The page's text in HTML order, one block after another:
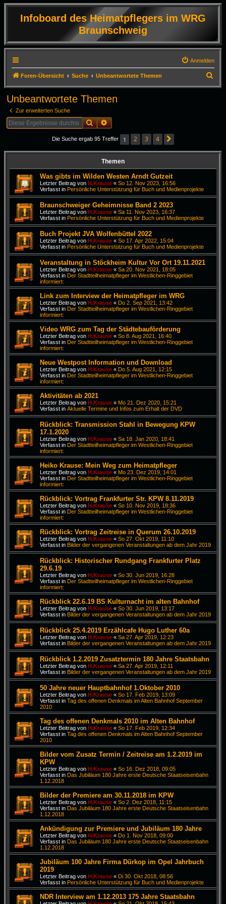
Infoboard des Heimatpflegers im WRG
Braunschweig
Anmelden
Foren-Übersicht Suche Unbeantwortete Themen
u
Unbeantwortete Themen
Zur erweiterten Suche
SucheErweiterte Suche
Die Suche ergab 95 Treffer 1 2 3 4
Themen
Was gibts im Wilden Westen Arndt Gutzeit
Letzter Beitrag von H.Krause « So 12. Nov 2023, 16:56
Verfasst in Persönliche Unterstützung für Buch und Medienprojekte
Braunschweiger Geheimnisse Band 2 2023
Letzter Beitrag von H.Krause « Sa 11. Nov 2023, 16:37
Verfasst in Persönliche Unterstützung für Buch und Medienprojekte
Buch Projekt JVA Wolfenbüttel 2022
Letzter Beitrag von H.Krause « So 17. Apr 2022, 15:04
Verfasst in Persönliche Unterstützung für Buch und Medienprojekte
Veranstaltung in Stöckheim Kultur Vor Ort 19.11.2021
Letzter Beitrag von H.Krause « Sa 20. Nov 2021, 18:05
Verfasst in Der Stadtteilheimatpfleger im Westlichen-Ringgebiet
informiert:
Link zum Interview der Heimatpfleger im WRG
Letzter Beitrag von H.Krause « Do 2. Sep 2021, 13:42
Verfasst in Der Stadtteilheimatpfleger im Westlichen-Ringgebiet
informiert:
Video WRG zum Tag der Städtebauförderung
Letzter Beitrag von H.Krause « So 8. Aug 2021, 16:40
Verfasst in Der Stadtteilheimatpfleger im Westlichen-Ringgebiet
informiert:
Neue Westpost Information und Download
Letzter Beitrag von H.Krause « Do 5. Aug 2021, 12:15
Verfasst in Der Stadtteilheimatpfleger im Westlichen-Ringgebiet
informiert:
Aktivitäten ab 2021
Letzter Beitrag von H.Krause « Mo 21. Dez 2020, 15:21
Verfasst in Aktuelle Termine und Infos zum Erhalt der DVD
Rückblick: Transmission Stahl in Bewegung KPW
17.1.2020
Letzter Beitrag von H.Krause « Sa 18. Jan 2020, 18:41
Verfasst in Der Stadtteilheimatpfleger im Westlichen-Ringgebiet
informiert:
Heiko Krause: Mein Weg zum Heimatpfleger
Letzter Beitrag von H.Krause « Mo 23. Dez 2019, 14:01
Verfasst in Der Stadtteilheimatpfleger im Westlichen-Ringgebiet
informiert:
Rückblick: Vortrag Frankfurter Str. KPW 8.11.2019
Letzter Beitrag von H.Krause « So 10. Nov 2019, 18:36
Verfasst in Der Stadtteilheimatpfleger im Westlichen-Ringgebiet
informiert:
Rückblick: Vortrag Zeitreise in Querum 26.10.2019
Letzter Beitrag von H.Krause « So 27. Okt 2019, 11:10
Verfasst in Bilder der vergangenen Veranstaltungen ab dem Jahr 2019
Rückblick: Historischer Rundgang Frankfurter Platz
29.6.19
Letzter Beitrag von H.Krause « So 30. Jun 2019, 16:28
Verfasst in Der Stadtteilheimatpfleger im Westlichen-Ringgebiet
informiert:
Rückblick 22.6.19 BS Kulturnacht im alten Bahnhof
Letzter Beitrag von H.Krause « So 30. Jun 2019, 13:17
Verfasst in Bilder der vergangenen Veranstaltungen ab dem Jahr 2019
Rückblick 25.4.2019 Erzählcafe Hugo Luther 60a
Letzter Beitrag von H.Krause « Sa 27. Apr 2019, 12:23
Verfasst in Bilder der vergangenen Veranstaltungen ab dem Jahr 2019
Rückblick 1.2.2019 Zusatztermin 180 Jahre Staatsbahn
Letzter Beitrag von H.Krause « Sa 27. Apr 2019, 12:11
Verfasst in Bilder der vergangenen Veranstaltungen ab dem Jahr 2019
50 Jahre neuer Hauptbahnhof 1.Oktober 2010
Letzter Beitrag von H.Krause « So 17. Feb 2019, 13:09
Verfasst in Tag des offenen Denkmals im Alten Bahnhof September
2010
Tag des offenen Denkmals 2010 im Alten Bahnhof
Letzter Beitrag von H.Krause « So 17. Feb 2019, 12:34
Verfasst in Tag des offenen Denkmals im Alten Bahnhof September
2010
Bilder vom Zusatz Termin / Zeitreise am 1.2.2019 im
KPW
Letzter Beitrag von H.Krause « So 16. Dez 2018, 09:05
Verfasst in Das Jubiläum 180 Jahre erste Deutsche Staatseisenbahn
1.12.2018
Bilder der Premiere am 30.11.2018 im KPW
Letzter Beitrag von H.Krause « So 2. Dez 2018, 11:15
Verfasst in Das Jubiläum 180 Jahre erste Deutsche Staatseisenbahn
1.12.2018
Ankündigung zur Premiere und Jubiläum 180 Jahre
Letzter Beitrag von H.Krause « Do 1. Nov 2018, 09:00
Verfasst in Das Jubiläum 180 Jahre erste Deutsche Staatseisenbahn
1.12.2018
Jubiläum 100 Jahre Firma Dürkop im Opel Jahrbuch
2019
Letzter Beitrag von H.Krause « Di 30. Okt 2018, 08:56
Verfasst in Persönliche Unterstützung für Buch und Medienprojekte
NDR Interview am 1.12.2013 175 Jahre Staatsbahn